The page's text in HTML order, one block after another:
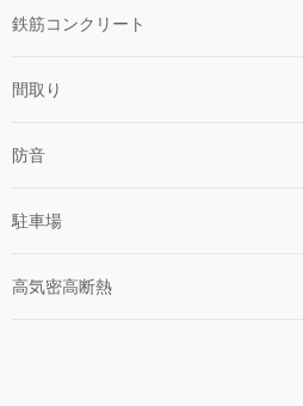
鉄筋コンクリート
間取り
防音
駐車場
高気密高断熱